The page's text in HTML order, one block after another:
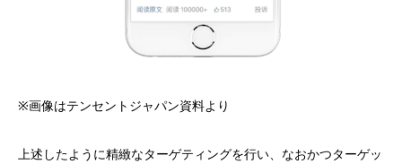
※画像はテンセントジャパン資料より
上述したように精緻なターゲティングを行い、なおかつターゲッ